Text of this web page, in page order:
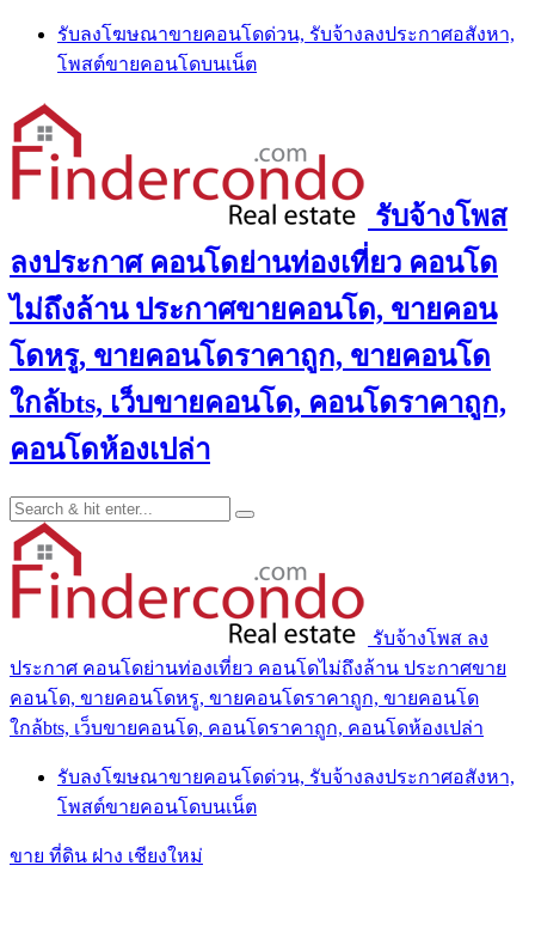
Skip
content
รับลงโฆษณาขายคอนโดด่วน, รับจ้างลงประกาศอสังหา,
โพสต์ขายคอนโดบนเน็ต
รับจ้างโพส
ลงประกาศ คอนโดย่านท่องเที่ยว คอนโด
ไม่ถึงล้าน ประกาศขายคอนโด, ขายคอน
โดหรู, ขายคอนโดราคาถูก, ขายคอนโด
ใกล้bts, เว็บขายคอนโด, คอนโดราคาถูก,
คอนโดห้องเปล่า
รับจ้างโพส ลง
ประกาศ คอนโดย่านท่องเที่ยว คอนโดไม่ถึงล้าน ประกาศขาย
คอนโด, ขายคอนโดหรู, ขายคอนโดราคาถูก, ขายคอนโด
ใกล้bts, เว็บขายคอนโด, คอนโดราคาถูก, คอนโดห้องเปล่า
รับลงโฆษณาขายคอนโดด่วน, รับจ้างลงประกาศอสังหา,
โพสต์ขายคอนโดบนเน็ต
ขาย ที่ดิน ฝาง เชียงใหม่